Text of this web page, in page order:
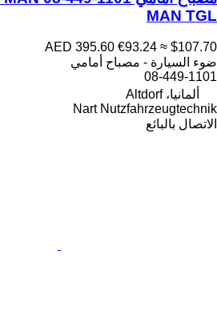
MAN TGL
AED 395.60 €93.24 ≈ $107.70
ضوء السيارة - مصباح أمامي
08-449-1101
ألمانيا، Altdorf
Nart Nutzfahrzeugtechnik
الاتصال بالبائع